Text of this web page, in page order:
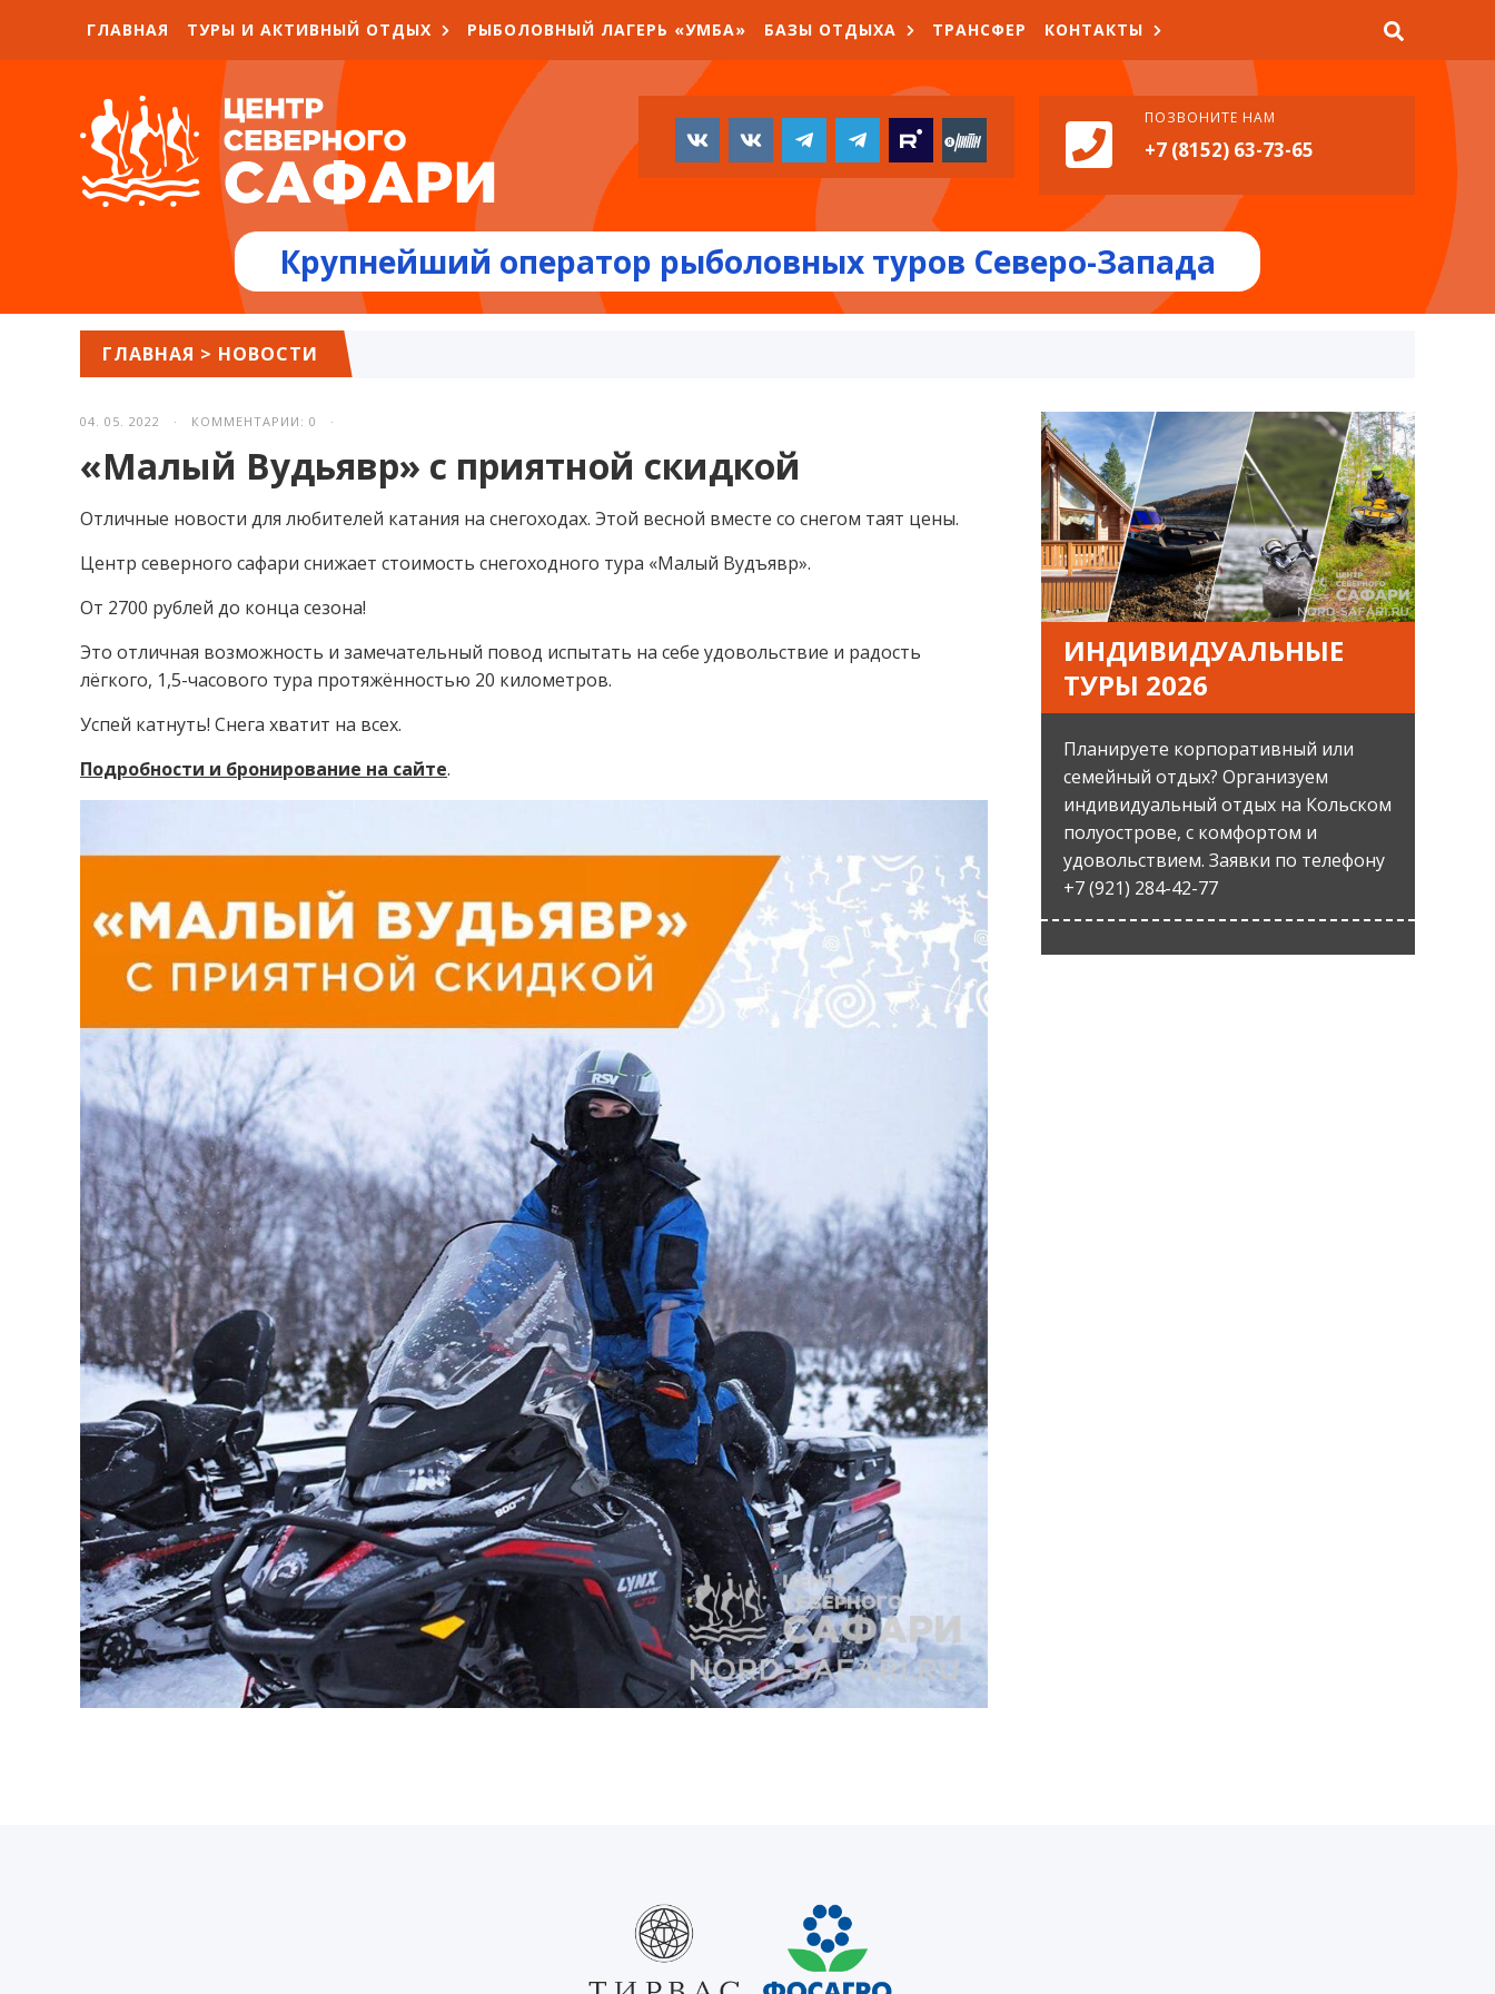
ГЛАВНАЯ ТУРЫ И АКТИВНЫЙ ОТДЫХ РЫБОЛОВНЫЙ ЛАГЕРЬ «УМБА» БАЗЫ ОТДЫХА ТРАНСФЕР КОНТАКТЫ
ПОЗВОНИТЕ НАМ
+7 (8152) 63-73-65
Крупнейший оператор рыболовных туров Северо-Запада
ГЛАВНАЯ > НОВОСТИ
04. 05. 2022 · КОММЕНТАРИИ: 0 ·
«Малый Вудьявр» с приятной скидкой
Отличные новости для любителей катания на снегоходах. Этой весной вместе со снегом таят цены.
⁣Центр северного сафари снижает стоимость снегоходного тура «Малый Вудъявр».
⁣От 2700 рублей до конца сезона!⁣⁣⠀⁣⁣⠀
Это отличная возможность и замечательный повод испытать на себе удовольствие и радость
лёгкого, 1,5-часового тура протяжённостью 20 километров⁣⁣.⁣⁣
Успей катнуть! Снега хватит на всех.
Подробности и бронирование на сайте.
ИНДИВИДУАЛЬНЫЕ
ТУРЫ 2026
Планируете корпоративный или
семейный отдых? Организуем
индивидуальный отдых на Кольском
полуострове, с комфортом и
удовольствием. Заявки по телефону
+7 (921) 284-42-77